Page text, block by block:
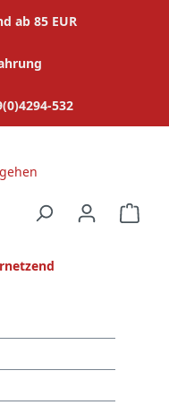
ab 85 EUR
532